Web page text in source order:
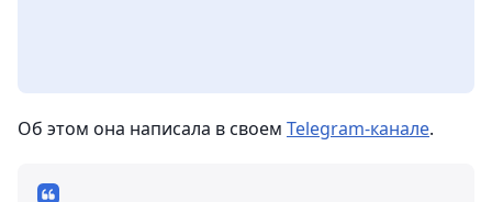
Об этом она написала в своем Telegram-канале.